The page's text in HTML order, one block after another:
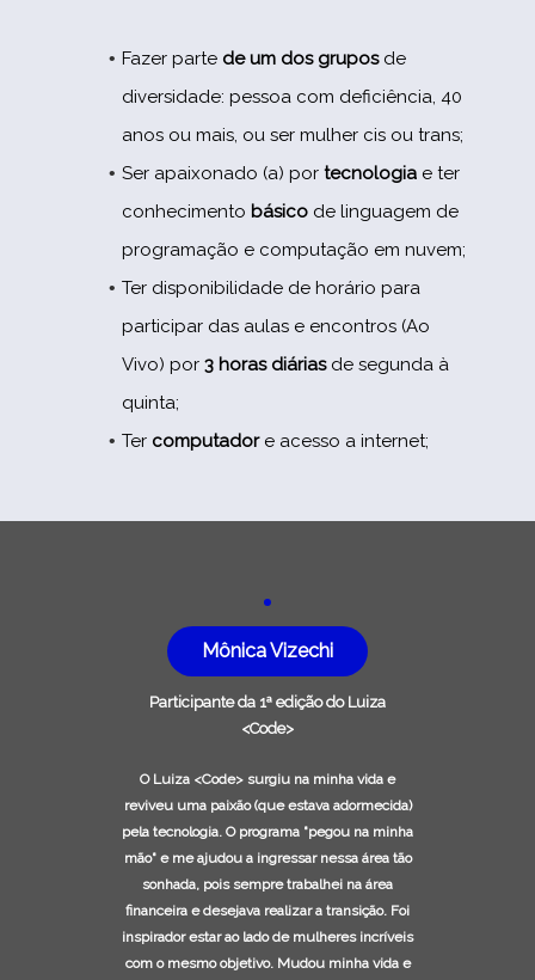
Fazer parte de um dos gruposde
diversidade: pessoa com deficiência, 40
anos ou mais, ou ser mulher cis ou trans;
Ser apaixonado (a) por tecnologia e ter
conhecimento básico de linguagem de
programação e computação em nuvem;
Ter disponibilidade de horário para
participar das aulas e encontros (Ao
Vivo) por 3 horas diáriasde segunda à
quinta;
Ter computador e acesso a internet;
Mônica Vizechi
Participante da 1ª edição do Luiza
<Code>
O Luiza <Code> surgiu na minha vida e
reviveu uma paixão (que estava adormecida)
pela tecnologia. O programa "pegou na minha
mão" e me ajudou a ingressar nessa área tão
sonhada, pois sempre trabalhei na área
financeira e desejava realizar a transição. Foi
inspirador estar ao lado de mulheres incríveis
com o mesmo objetivo. Mudou minha vida e